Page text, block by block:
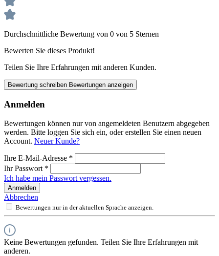
Durchschnittliche Bewertung von 0 von 5 Sternen
Bewerten Sie dieses Produkt!
Teilen Sie Ihre Erfahrungen mit anderen Kunden.
Bewertung schreiben Bewertungen anzeigen
Anmelden
Bewertungen können nur von angemeldeten Benutzern abgegeben
werden. Bitte loggen Sie sich ein, oder erstellen Sie einen neuen
Account. Neuer Kunde?
Ihre E-Mail-Adresse *
Ihr Passwort *
Ich habe mein Passwort vergessen.
Anmelden
Abbrechen
Bewertungen nur in der aktuellen Sprache anzeigen.
Keine Bewertungen gefunden. Teilen Sie Ihre Erfahrungen mit
anderen.